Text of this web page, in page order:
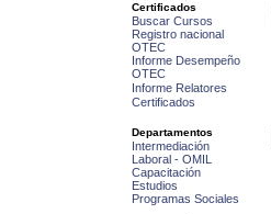
Certificados
Buscar Cursos
Registro nacional
OTEC
Informe Desempeño
OTEC
Informe Relatores
Certificados
Departamentos
Intermediación
Laboral - OMIL
Capacitación
Estudios
Programas Sociales